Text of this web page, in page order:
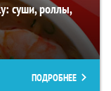
суши, роллы,
ПОДРОБНЕЕ